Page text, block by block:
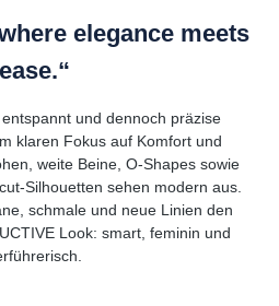
elegance meets
ease.“
und dennoch präzise
klaren Fokus auf Komfort und
weite Beine, O-Shapes sowie
Silhouetten sehen modern aus.
schmale und neue Linien den
Look: smart, feminin und